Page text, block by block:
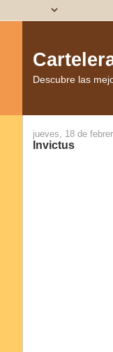
Descubre las
jueves, 18 de
Invictus